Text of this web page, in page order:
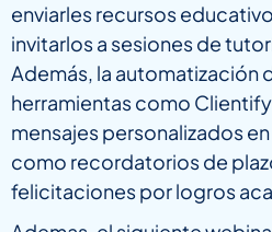
enviarles recursos
invitarlos a sesiones de
Además, la automatización
herramientas como
mensajes personalizados
como recordatorios de
felicitaciones por logros